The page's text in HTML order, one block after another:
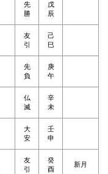
先
勝
戊
辰
友
引
己
巳
先
負
庚
午
仏
滅
辛
未
大
安
壬
申
友
引
癸
酉
新月